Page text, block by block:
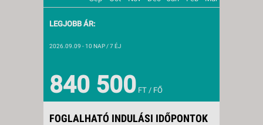
LEGJOBB ÁR:
2026.09.09 - 10 NAP / 7 ÉJ
840 500 FT / FŐ
FOGLALHATÓ INDULÁSI IDŐPONTOK